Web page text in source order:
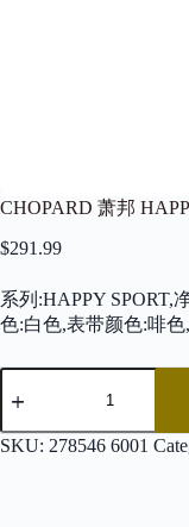
CHOPARD 萧邦
$291.99
系列:HAPPY SPORT,
色:白色,表带颜色:啡
CHOPARD
萧
HAPPY
SKU: 278546 6001